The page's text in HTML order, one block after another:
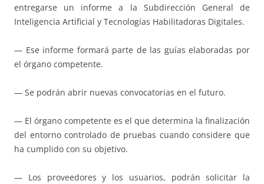
entregarse un informe a la Subdirección General de
Inteligencia Artificial y Tecnologías Habilitadoras Digitales.
— Ese informe formará parte de las guías elaboradas por
el órgano competente.
— Se podrán abrir nuevas convocatorias en el futuro.
— El órgano competente es el que determina la finalización
del entorno controlado de pruebas cuando considere que
ha cumplido con su objetivo.
— Los proveedores y los usuarios, podrán solicitar la